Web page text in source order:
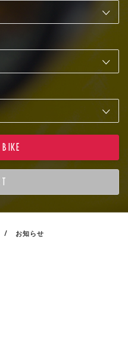
/ お知らせ